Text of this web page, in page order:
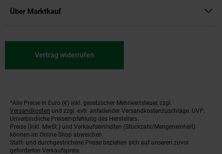
Über Marktkauf
Vertrag widerrufen
Fußnoten
*Alle Preise in Euro (€) inkl. gesetzlicher Mehrwertsteuer, zzgl.
Versandkosten und zzgl. evtl. anfallender Versandkostenzuschläge. UVP:
Unverbindliche Preisempfehlung des Herstellers.
Preise (inkl. MwSt.) und Verkaufseinheiten (Stückzahl/Mengeneinheit)
können im Online-Shop abweichen.
Statt- und durchgestrichene Preise beziehen sich auf unseren zuvor
geforderten Verkaufspreis.